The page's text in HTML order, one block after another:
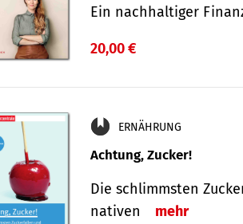
Ein nachhaltiger
20,00 €
ERNÄHRUNG
Achtung, Zucker!
Die schlimmsten
nativen
mehr